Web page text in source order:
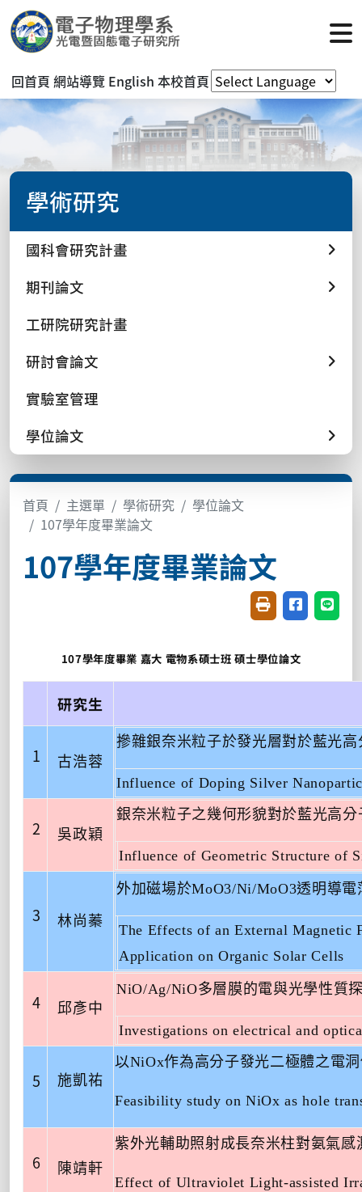
回首頁 網站導覽 English 本校首頁
學術研究
國科會研究計畫
期刊論文
工研院研究計畫
研討會論文
實驗室管理
學位論文
首頁 主選單 學術研究
學位論文
107學年度畢業論文
107學年度畢業論文
友善列印(開新視
分享至臉書
分享
107學年度畢業 嘉大 電物系碩士班 碩士學位論文
研究生
1 古浩蓉
摻雜銀奈米粒子於發光層對於藍光
Influence of Doping Silver
2 吳政穎
銀奈米粒子之幾何形貌對於藍光高
Influence of Geometric Structure of
3 林尚蓁
外加磁場於MoO3/Ni/MoO3透明導電
The Effects of an External Magnetic
Application on Organic Solar Cells
4 邱彥中
NiO/Ag/NiO多層膜的電與光學性質
Investigations on electrical and
5 施凱祐
以NiOx作為高分子發光二極體之電
Feasibility study on NiOx as hole
6 陳靖軒
紫外光輔助照射成長奈米柱對氨氣感
Effect of Ultraviolet Light-assisted